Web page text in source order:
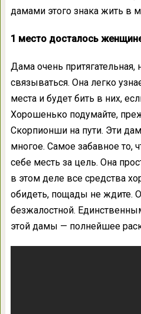
дамами этого знака жить в
1 место досталось
Дама очень притягательная,
связываться. Она легко
места и будет бить в них,
Хорошенько подумайте,
Скорпионши на пути. Эти
многое. Самое забавное то,
себе месть за цель. Она
в этом деле все средства
обидеть, пощады не ждите.
безжалостной.
этой дамы — полнейшее